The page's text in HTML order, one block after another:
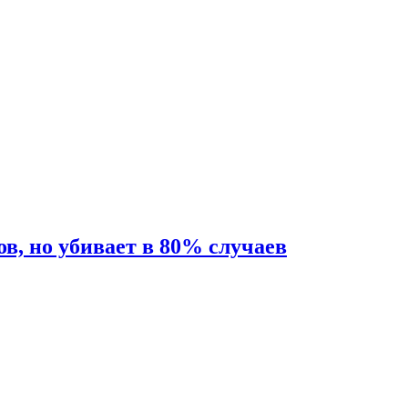
но убивает в 80% случаев